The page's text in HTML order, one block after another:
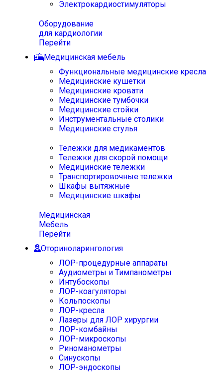
Электрокардиостимуляторы
Оборудование
для кардиологии
Перейти
Медицинская мебель
Функциональные медицинские кресла
Медицинские кушетки
Медицинские кровати
Медицинские тумбочки
Медицинские стойки
Инструментальные столики
Медицинские стулья
Тележки для медикаментов
Тележки для скорой помощи
Медицинские тележки
Транспортировочные тележки
Шкафы вытяжные
Медицинские шкафы
Медицинская
Мебель
Перейти
Оториноларингология
ЛОР-процедурные аппараты
Аудиометры и Тимпанометры
Интубоскопы
ЛОР-коагуляторы
Кольпоскопы
ЛОР-кресла
Лазеры для ЛОР хирургии
ЛОР-комбайны
ЛОР-микроскопы
Риноманометры
Синускопы
ЛОР-эндоскопы